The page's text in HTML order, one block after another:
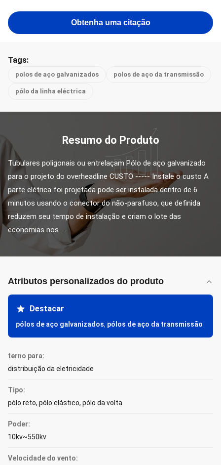
Obtenha uma citação
Tags:
polos de aço galvanizados polos de aço da transmissão
pólo da linha eléctrica
Resumo do Produto
Tubulares poligonais ou entrelaçam Pólo de aço galvanizado
para o projeto do overheadline CUSTO ----- Instale o custo A
parte elétrica foi projetada pode ser instalada dentro de 6
minutos usando o conector do não-parafuso, que definida
reduzem seu tempo de instalação e criam o lote das
economias nos ...
Atributos personalizados do produto
Destacar
pólos de aço galvanizados, pólos de aço da transmissão
terno para:
distribuição da eletricidade
Tipo:
pólo reto, pólo elástico, pólo da volta
Poder:
10kv~550kv
Velocidade do vento: